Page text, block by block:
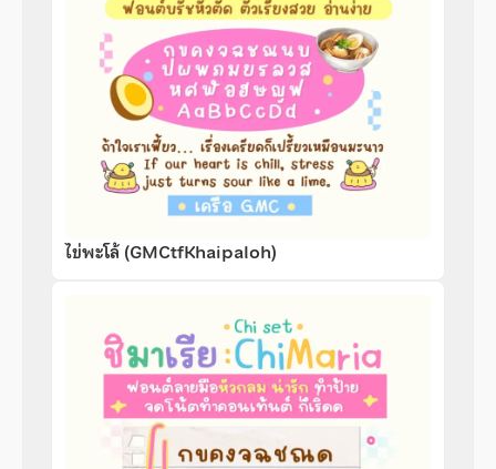
ไข่พะโล้ (GMCtfKhaipaloh)